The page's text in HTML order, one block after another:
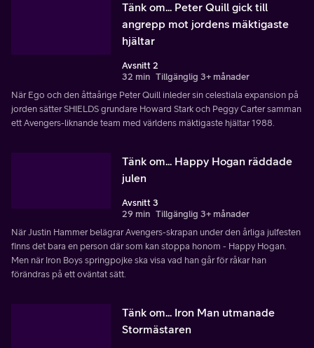
Tänk om... Peter Quill gick till
angrepp mot jordens mäktigaste
hjältar
Avsnitt 2
32 min Tillgänglig 3+ månader
När Ego och den åttaårige Peter Quill inleder sin celestiala expansion på
jorden sätter SHIELDS grundare Howard Stark och Peggy Carter samman
ett Avengers-liknande team med världens mäktigaste hjältar 1988.
Tänk om... Happy Hogan räddade
julen
Avsnitt 3
29 min Tillgänglig 3+ månader
När Justin Hammer belägrar Avengers-skrapan under den årliga julfesten
finns det bara en person där som kan stoppa honom - Happy Hogan.
Men när Iron Boys springpojke ska visa vad han går för råkar han
förändras på ett oväntat sätt.
Tänk om... Iron Man utmanade
Stormästaren